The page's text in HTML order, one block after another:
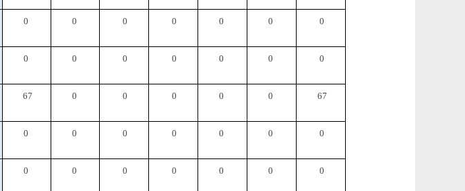
0 0 0 0 0 0 0
0 0 0 0 0 0 0
67 0 0 0 0 0 67
0 0 0 0 0 0 0
0 0 0 0 0 0 0